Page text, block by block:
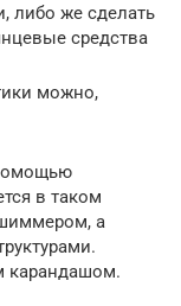
либо же сделать
средства
можно,
в таком
а
карандашом.